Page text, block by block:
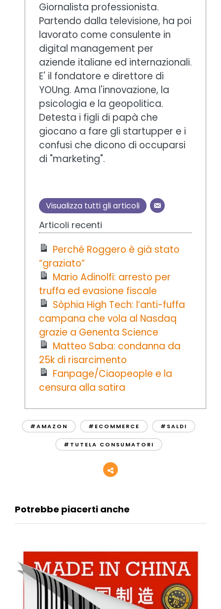
Giornalista professionista.
Partendo dalla televisione, ha poi
lavorato come consulente in
digital management per
aziende italiane ed internazionali.
E' il fondatore e direttore di
YOUng. Ama l'innovazione, la
psicologia e la geopolitica.
Detesta i figli di papà che
giocano a fare gli startupper e i
confusi che dicono di occuparsi
di "marketing".
Visualizza tutti gli articoli
Articoli recenti
Perché Roggero è già stato
“graziato”
Mario Adinolfi: arresto per
truffa ed evasione fiscale
Sòphia High Tech: l’anti-fuffa
campana che vola al Nasdaq
grazie a Genenta Science
Matteo Saba: condanna da
25k di risarcimento
Fanpage/Ciaopeople e la
censura alla satira
#AMAZON #ECOMMERCE #SALDI
#TUTELA CONSUMATORI
Potrebbe piacerti anche